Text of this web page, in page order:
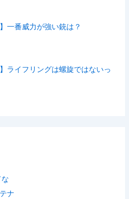
一番威力が強い銃は？
】ライフリングは螺旋ではないっ
ナ